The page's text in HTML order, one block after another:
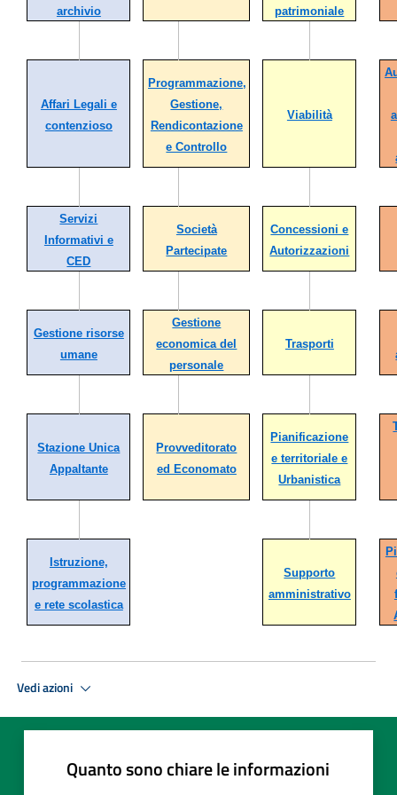
archivio
patrimoniale
Affari Legali e
contenzioso
Programmazione,
Gestione,
Rendicontazione
e Controllo
Viabilità
Servizi
Informativi e
CED
Società
Partecipate
Concessioni e
Autorizzazioni
Gestione risorse
umane
Gestione
economica del
personale
Trasporti
Stazione Unica
Appaltante
Provveditorato
ed Economato
Pianificazione
e territoriale e
Urbanistica
Istruzione,
programmazione
e rete scolastica
Supporto
amministrativo
Vedi azioni
Quanto sono chiare le informazioni